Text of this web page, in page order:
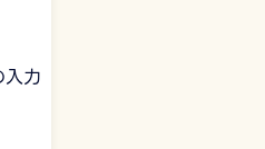
力